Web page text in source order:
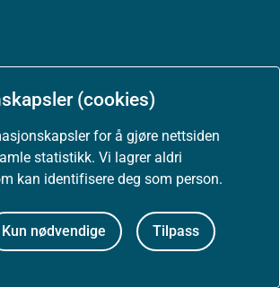
(cookies)
for å gjøre nettsiden
statistikk. Vi lagrer aldri
kan identifisere deg som person.
Kun nødvendige Tilpass
(uustatus.no)